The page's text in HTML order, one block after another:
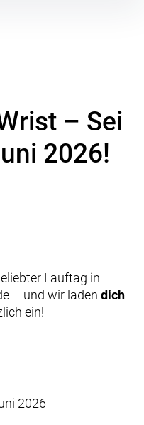
– Sei
2026!
Lauftag in
– und wir laden dich
ein!
2026